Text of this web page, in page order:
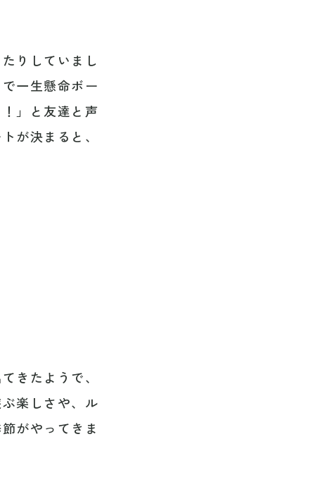
りしていまし
一生懸命ボー
」と友達と声
が決まると、
きたようで、
楽しさや、ル
がやってきま